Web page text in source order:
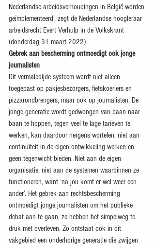
Nederlandse arbeidsverhoudingen in België worden
geïmplementeerd’, zegt de Nederlandse hoogleraar
arbeidsrecht Evert Verhulp in de Volkskrant
(donderdag 31 maart 2022).
Gebrek aan bescherming ontmoedigt ook jonge
journalisten
Dit vermaledijde systeem wordt niet alleen
toegepast op pakjesbezorgers, fietskoeriers en
pizzarondbrengers, maar ook op journalisten. De
jonge generatie wordt gedwongen van baan naar
baan te hoppen, tegen veel te lage tarieven te
werken, kan daardoor nergens wortelen, niet aan
continuïteit in de eigen ontwikkeling werken en
geen tegenwicht bieden. Niet aan de eigen
organisatie, niet aan de systemen waarbinnen ze
functioneren, want ‘na jou komt er wel weer een
ander’. Het gebrek aan rechtsbescherming
ontmoedigt jonge journalisten om het publieke
debat aan te gaan, ze hebben het simpelweg te
druk met overleven. Zo ontstaat ook in dit
vakgebied een onderhorige generatie die zwijgen